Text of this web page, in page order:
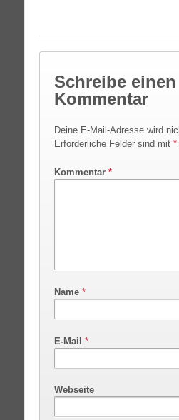
Schreibe einen
Kommentar
Deine E-Mail-Adresse wird
Erforderliche Felder sind mit *
Kommentar *
Name *
E-Mail *
Webseite